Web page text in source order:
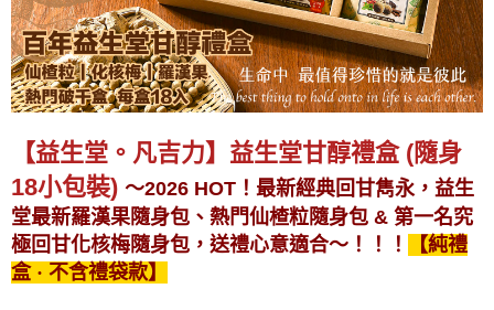
【益生堂。凡吉力】益生堂甘醇禮盒 (隨身
18小包裝) ～2026 HOT！最新經典回甘雋永，益生
堂最新羅漢果隨身包、熱門仙楂粒隨身包 & 第一名究
極回甘化核梅隨身包，送禮心意適合～ ！！！
【純禮
盒 · 不含禮袋款】